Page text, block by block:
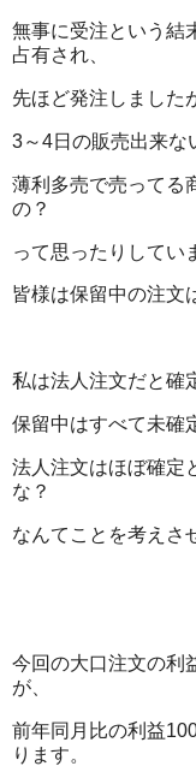
無事に受注という結
占有され、
先ほど発注しました
3～4日の販売出来な
薄利多売で売ってる
の？
って思ったりしてい
皆様は保留中の注文
私は法人注文だと確
保留中はすべて未確
法人注文はほぼ確定
な？
なんてことを考えさ
今回の大口注文の利
が、
前年同月比の利益
ります。